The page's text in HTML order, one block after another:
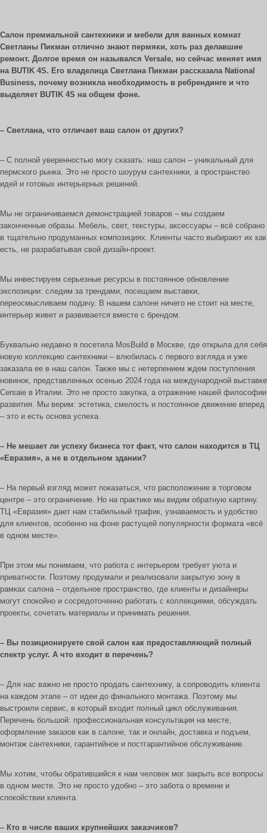
Салон премиальной сантехники и мебели для ванных комнат
Светланы Пикман отлично знают пермяки, хоть раз делавшие
ремонт. Долгое время он назывался Versale, но сейчас меняет имя
на BUTIK 4S. Его владелица Светлана Пикман рассказала National
Business, почему возникла необходимость в ребрендинге и что
выделяет BUTIK 4S на общем фоне.
– Светлана, что отличает ваш салон от других?
– С полной уверенностью могу сказать: наш салон – уникальный для
пермского рынка. Это не просто шоурум сантехники, а пространство
идей и готовых интерьерных решений.
Мы не ограничиваемся демонстрацией товаров – мы создаем
законченные образы. Мебель, свет, текстуры, аксессуары – всё собрано
в тщательно продуманных композициях. Клиенты часто выбирают их как
есть, не разрабатывая свой дизайн-проект.
Мы инвестируем серьезные ресурсы в постоянное обновление
экспозиции: следим за трендами, посещаем выставки,
переосмысливаем подачу. В нашем салоне ничего не стоит на месте,
интерьер живет и развивается вместе с брендом.
Буквально недавно я посетила MosBuild в Москве, где открыла для себя
новую коллекцию сантехники – влюбилась с первого взгляда и уже
заказала ее в наш салон. Также мы с нетерпением ждем поступления
новинок, представленных осенью 2024 года на международной выставке
Cersaie в Италии. Это не просто закупка, а отражение нашей философии
развития. Мы верим: эстетика, смелость и постоянное движение вперед
– это и есть основа успеха.
– Не мешает ли успеху бизнеса тот факт, что салон находится в ТЦ
«Евразия», а не в отдельном здании?
– На первый взгляд может показаться, что расположение в торговом
центре – это ограничение. Но на практике мы видим обратную картину.
ТЦ «Евразия» дает нам стабильный трафик, узнаваемость и удобство
для клиентов, особенно на фоне растущей популярности формата «всё
в одном месте».
При этом мы понимаем, что работа с интерьером требует уюта и
приватности. Поэтому продумали и реализовали закрытую зону в
рамках салона – отдельное пространство, где клиенты и дизайнеры
могут спокойно и сосредоточенно работать с коллекциями, обсуждать
проекты, сочетать материалы и принимать решения.
– Вы позиционируете свой салон как предоставляющий полный
спектр услуг. А что входит в перечень?
– Для нас важно не просто продать сантехнику, а сопроводить клиента
на каждом этапе – от идеи до финального монтажа. Поэтому мы
выстроили сервис, в который входит полный цикл обслуживания.
Перечень большой: профессиональная консультация на месте,
оформление заказов как в салоне, так и онлайн, доставка и подъем,
монтаж сантехники, гарантийное и постгарантийное обслуживание.
Мы хотим, чтобы обратившийся к нам человек мог закрыть все вопросы
в одном месте. Это не просто удобно – это забота о времени и
спокойствии клиента.
– Кто в числе ваших крупнейших заказчиков?